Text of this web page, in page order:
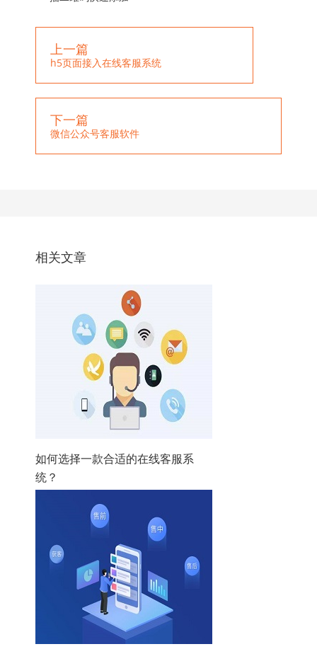
上一篇
h5页面接入在线客服系统
下一篇
微信公众号客服软件
相关文章
如何选择一款合适的在线客服系
统？